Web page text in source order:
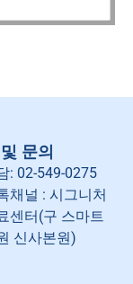
문의
: 02-549-0275
채널 : 시그니처
센터(구 스마트
신사본원)